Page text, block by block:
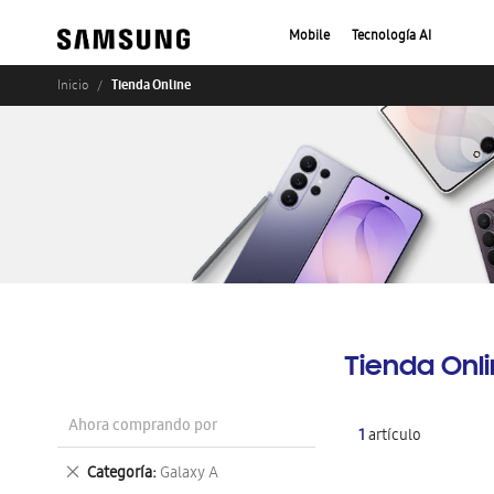
Mobile Tecnología AI
Inicio Tienda Online
Tienda
1artículo
Ahora comprando por
Categoría Galaxy A
Eliminar